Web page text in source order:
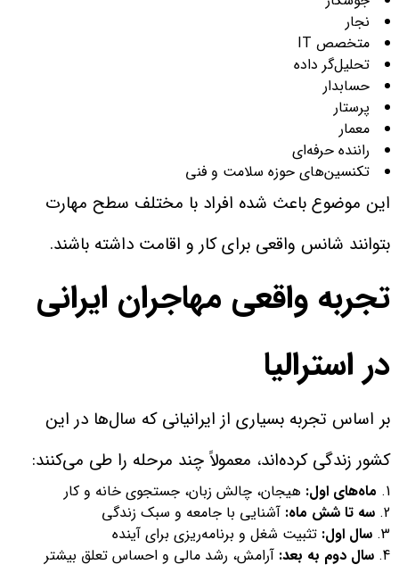
نجار
متخصص IT
تحلیل‌گر داده
حسابدار
پرستار
معمار
راننده حرفه‌ای
تکنسین‌های حوزه سلامت و فنی
این موضوع باعث شده افراد با مختلف سطح مهارت
بتوانند شانس واقعی برای کار و اقامت داشته باشند.
تجربه واقعی مهاجران ایرانی
در استرالیا
بر اساس تجربه بسیاری از ایرانیانی که سال‌ها در این
کشور زندگی کرده‌اند، معمولاً چند مرحله را طی می‌کنند:
ماه‌های اول: هیجان، چالش زبان، جستجوی خانه و کار
سه تا شش ماه: آشنایی با جامعه و سبک زندگی
سال اول: تثبیت شغل و برنامه‌ریزی برای آینده
سال دوم به بعد: آرامش، رشد مالی و احساس تعلق بیشتر